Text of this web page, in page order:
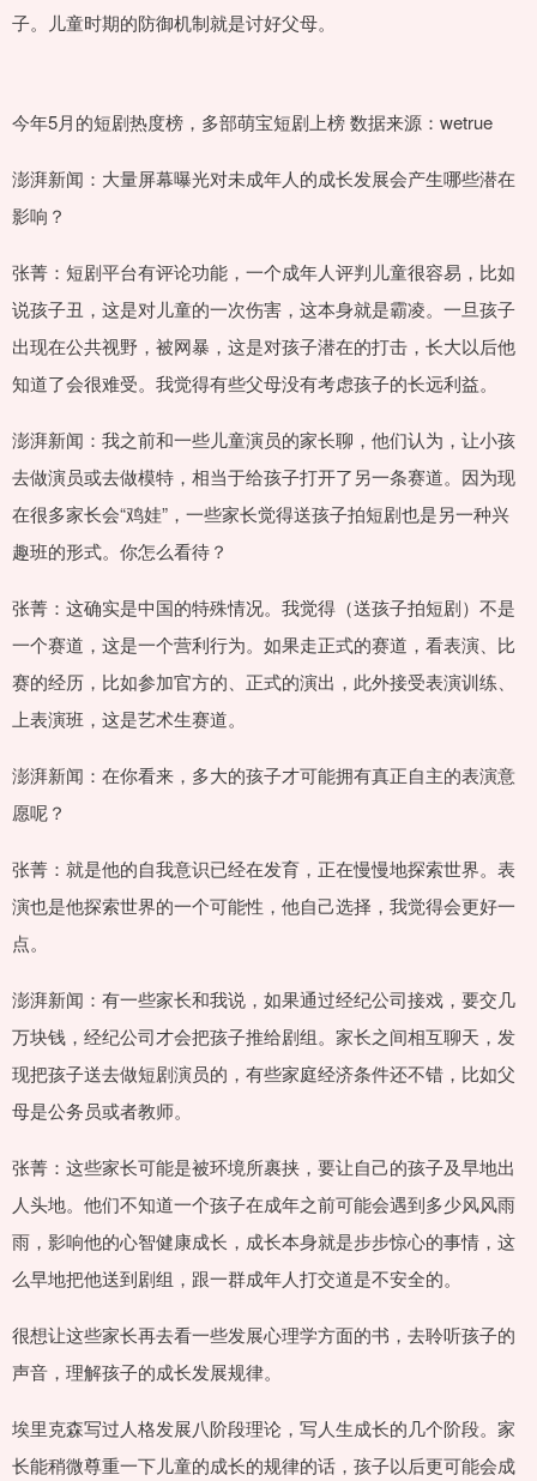
子。儿童时期的防御机制就是讨好父母。
今年5月的短剧热度榜，多部萌宝短剧上榜 数据来源：wetrue
澎湃新闻：大量屏幕曝光对未成年人的成长发展会产生哪些潜在
影响？
张菁：短剧平台有评论功能，一个成年人评判儿童很容易，比如
说孩子丑，这是对儿童的一次伤害，这本身就是霸凌。一旦孩子
出现在公共视野，被网暴，这是对孩子潜在的打击，长大以后他
知道了会很难受。我觉得有些父母没有考虑孩子的长远利益。
澎湃新闻：我之前和一些儿童演员的家长聊，他们认为，让小孩
去做演员或去做模特，相当于给孩子打开了另一条赛道。因为现
在很多家长会“鸡娃”，一些家长觉得送孩子拍短剧也是另一种兴
趣班的形式。你怎么看待？
张菁：这确实是中国的特殊情况。我觉得（送孩子拍短剧）不是
一个赛道，这是一个营利行为。如果走正式的赛道，看表演、比
赛的经历，比如参加官方的、正式的演出，此外接受表演训练、
上表演班，这是艺术生赛道。
澎湃新闻：在你看来，多大的孩子才可能拥有真正自主的表演意
愿呢？
张菁：就是他的自我意识已经在发育，正在慢慢地探索世界。表
演也是他探索世界的一个可能性，他自己选择，我觉得会更好一
点。
澎湃新闻：有一些家长和我说，如果通过经纪公司接戏，要交几
万块钱，经纪公司才会把孩子推给剧组。家长之间相互聊天，发
现把孩子送去做短剧演员的，有些家庭经济条件还不错，比如父
母是公务员或者教师。
张菁：这些家长可能是被环境所裹挟，要让自己的孩子及早地出
人头地。他们不知道一个孩子在成年之前可能会遇到多少风风雨
雨，影响他的心智健康成长，成长本身就是步步惊心的事情，这
么早地把他送到剧组，跟一群成年人打交道是不安全的。
很想让这些家长再去看一些发展心理学方面的书，去聆听孩子的
声音，理解孩子的成长发展规律。
埃里克森写过人格发展八阶段理论，写人生成长的几个阶段。家
长能稍微尊重一下儿童的成长的规律的话，孩子以后更可能会成